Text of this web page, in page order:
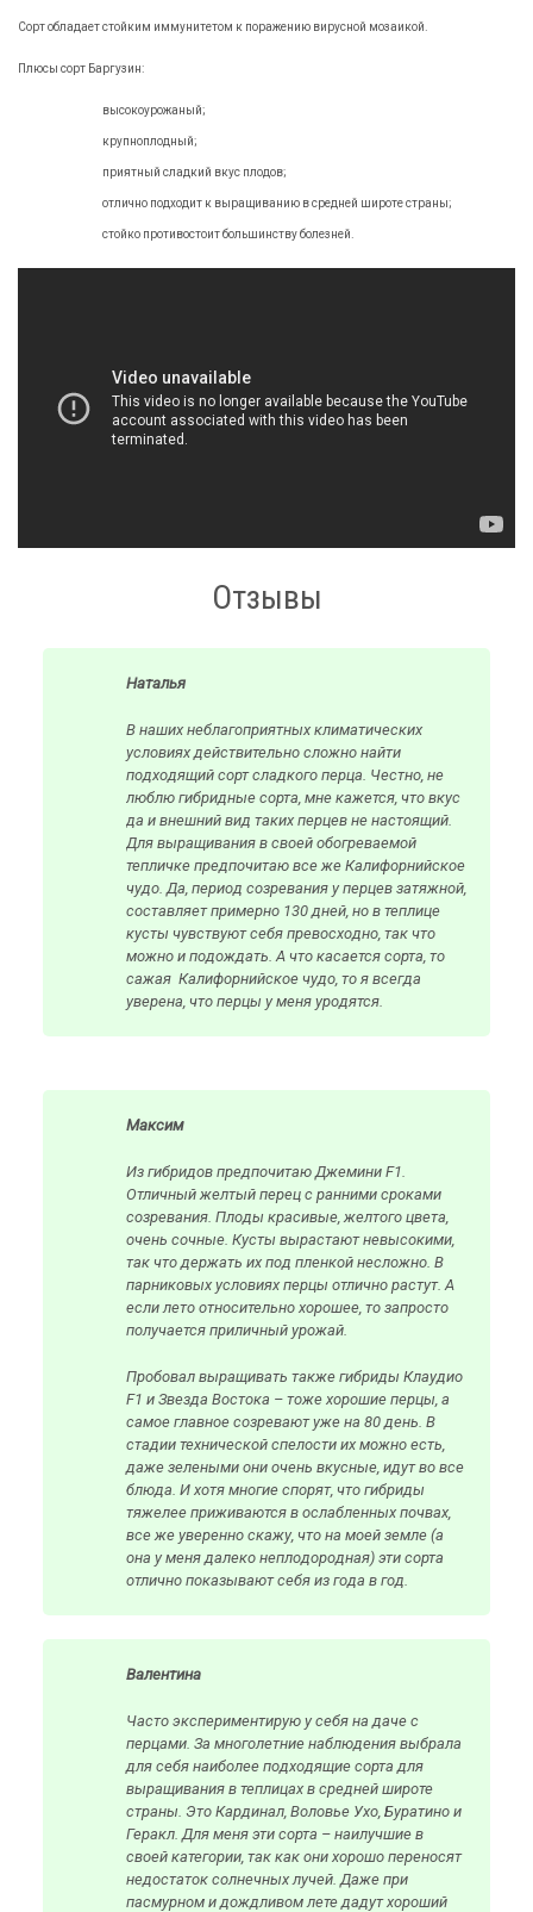
Сорт обладает стойким иммунитетом к поражению вирусной мозаикой.
Плюсы сорт Баргузин:
высокоурожаный;
крупноплодный;
приятный сладкий вкус плодов;
отлично подходит к выращиванию в средней широте страны;
стойко противостоит большинству болезней.
Отзывы
Наталья
В наших неблагоприятных климатических
условиях действительно сложно найти
подходящий сорт сладкого перца. Честно, не
люблю гибридные сорта, мне кажется, что вкус
да и внешний вид таких перцев не настоящий.
Для выращивания в своей обогреваемой
тепличке предпочитаю все же Калифорнийское
чудо. Да, период созревания у перцев затяжной,
составляет примерно 130 дней, но в теплице
кусты чувствуют себя превосходно, так что
можно и подождать. А что касается сорта, то
сажая Калифорнийское чудо, то я всегда
уверена, что перцы у меня уродятся.
Максим
Из гибридов предпочитаю Джемини F1.
Отличный желтый перец с ранними сроками
созревания. Плоды красивые, желтого цвета,
очень сочные. Кусты вырастают невысокими,
так что держать их под пленкой несложно. В
парниковых условиях перцы отлично растут. А
если лето относительно хорошее, то запросто
получается приличный урожай.
Пробовал выращивать также гибриды Клаудио
F1 и Звезда Востока – тоже хорошие перцы, а
самое главное созревают уже на 80 день. В
стадии технической спелости их можно есть,
даже зелеными они очень вкусные, идут во все
блюда. И хотя многие спорят, что гибриды
тяжелее приживаются в ослабленных почвах,
все же уверенно скажу, что на моей земле (а
она у меня далеко неплодородная) эти сорта
отлично показывают себя из года в год.
Валентина
Часто экспериментирую у себя на даче с
перцами. За многолетние наблюдения выбрала
для себя наиболее подходящие сорта для
выращивания в теплицах в средней широте
страны. Это Кардинал, Воловье Ухо, Буратино и
Геракл. Для меня эти сорта – наилучшие в
своей категории, так как они хорошо переносят
недостаток солнечных лучей. Даже при
пасмурном и дождливом лете дадут хороший